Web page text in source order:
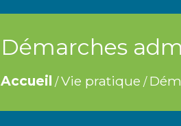
Démarches
Accueil /Vie pratique /